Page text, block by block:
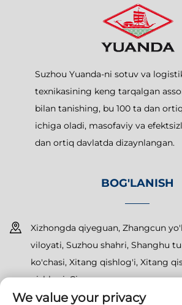
Suzhou Yuanda-ni sotuv va
texnikasining keng tarqalgan
bilan tanishing, bu 100 ta dan
ichiga oladi, masofaviy va
dan ortiq davlatda dizaynlangan.
BOG'LANISH
Xizhongda qiyeguan, Zhangcun
viloyati, Suzhou shahri, Shanghu
ko'chasi, Xitang qishlog'i, Xitang
qishlogi, Cina
We value your privacy